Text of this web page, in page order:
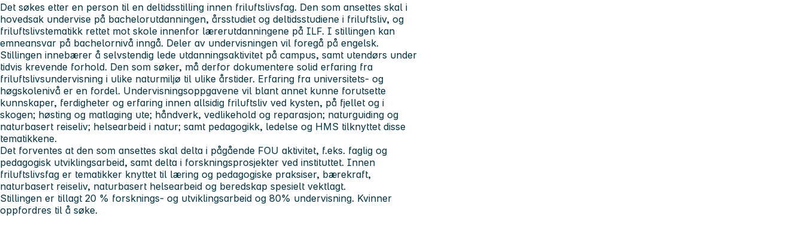
Det søkes etter en person til en deltidsstilling innen friluftslivsfag. Den som ansettes skal i
hovedsak undervise på bachelorutdanningen, årsstudiet og deltidsstudiene i friluftsliv, og
friluftslivstematikk rettet mot skole innenfor lærerutdanningene på ILF. I stillingen kan
emneansvar på bachelornivå inngå. Deler av undervisningen vil foregå på engelsk.
Stillingen innebærer å selvstendig lede utdanningsaktivitet på campus, samt utendørs under
tidvis krevende forhold. Den som søker, må derfor dokumentere solid erfaring fra
friluftslivsundervisning i ulike naturmiljø til ulike årstider. Erfaring fra universitets- og
høgskolenivå er en fordel. Undervisningsoppgavene vil blant annet kunne forutsette
kunnskaper, ferdigheter og erfaring innen allsidig friluftsliv ved kysten, på fjellet og i
skogen; høsting og matlaging ute; håndverk, vedlikehold og reparasjon; naturguiding og
naturbasert reiseliv; helsearbeid i natur; samt pedagogikk, ledelse og HMS tilknyttet disse
tematikkene.
Det forventes at den som ansettes skal delta i pågående FOU aktivitet, f.eks. faglig og
pedagogisk utviklingsarbeid, samt delta i forskningsprosjekter ved instituttet. Innen
friluftslivsfag er tematikker knyttet til læring og pedagogiske praksiser, bærekraft,
naturbasert reiseliv, naturbasert helsearbeid og beredskap spesielt vektlagt.
Stillingen er tillagt 20 % forsknings- og utviklingsarbeid og 80% undervisning. Kvinner
oppfordres til å søke.